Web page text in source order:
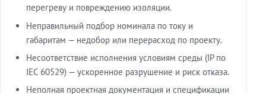
перегреву и повреждению изоляции.
Неправильный подбор номинала по току и
габаритам — недобор или перерасход по проекту.
Несоответствие исполнения условиям среды (IP по
IEC 60529) — ускоренное разрушение и риск отказа.
Неполная проектная документация и спецификации